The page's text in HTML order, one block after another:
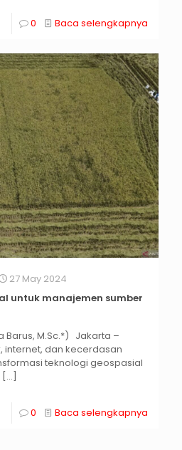
0 Baca selengkapnya
27 May 2024
untuk manajemen sumber
Barus, M.Sc.*) Jakarta –
internet, dan kecerdasan
teknologi geospasial
[…]
0 Baca selengkapnya